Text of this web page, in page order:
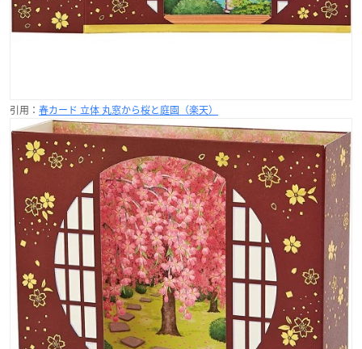
引用： 春カード 立体 丸窓から桜と庭園（楽天）